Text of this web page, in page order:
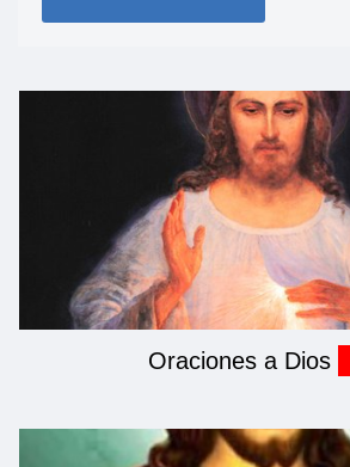
Oraciones a Dios